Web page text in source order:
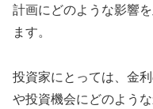
計画にどのような影響
ます。
投資家にとっては、金
や投資機会にどのよう